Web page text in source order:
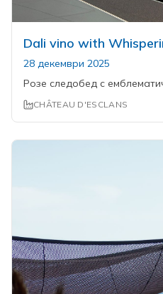
Dali vino with
28 декември 2025
Розе следобед с
CHÂTEAU D'ESCLANS